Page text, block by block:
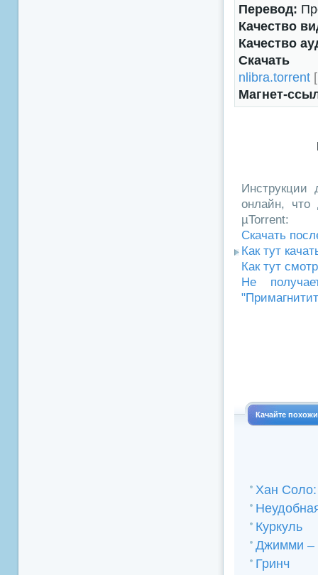
Перевод:
Качество
Качество
nlibra.torrent
Магнет-
Инструкции
онлайн, что
µTorrent:
Скачать
Как тут
Как тут
Не
Качайте
Хан
Куркуль
Джимми –
Гринч